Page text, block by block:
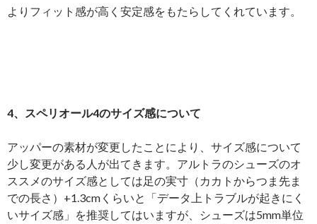
よりフィット感が高く安定感をもたらしてくれています。
4、スペリオール4のサイズ感について
アッパーの素材が変更したことにより、サイズ感について
少し変更がある人が出てきます。アルトラのシューズのオ
ススメのサイズ感としては足の実寸（カカトからつま先ま
での長さ）+1.3cmくらいと「データ上トラブルが起きにく
いサイズ感」を推奨してはいますが、シューズは5mm単位